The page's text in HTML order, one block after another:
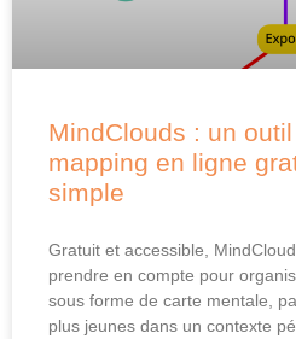
MindClouds : un
mapping en ligne
simple
Gratuit et accessible,
prendre en compte pour
sous forme de carte mentale,
plus jeunes dans un contexte